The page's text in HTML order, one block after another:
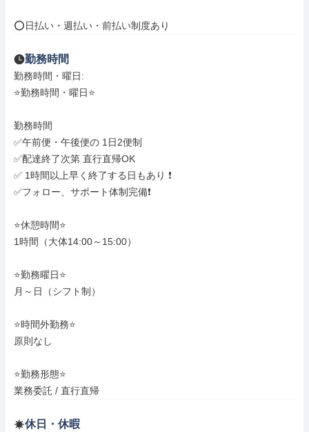
⭕日払い・週払い・前払い制度あり
勤務時間
勤務時間・曜日:
⭐️勤務時間・曜日⭐️
勤務時間
✅午前便・午後便の 1日2便制
✅配達終了次第 直行直帰OK
✅ 1時間以上早く終了する日もあり ❗
✅フォロー、サポート体制完備❗
⭐️休憩時間⭐️
1時間（大体14:00～15:00）
⭐️勤務曜日⭐️
月～日（シフト制）
⭐️時間外勤務⭐️
原則なし
⭐️勤務形態⭐️
業務委託 / 直行直帰
休日・休暇